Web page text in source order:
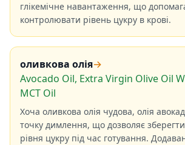
глікемічне навантаження, що
контролювати рівень цукру в крові.
оливкова олія→
Avocado Oil, Extra Virgin Olive Oil
MCT Oil
Хоча оливкова олія чудова, олія
точку димлення, що дозволяє зберегти
рівня цукру під час готування.